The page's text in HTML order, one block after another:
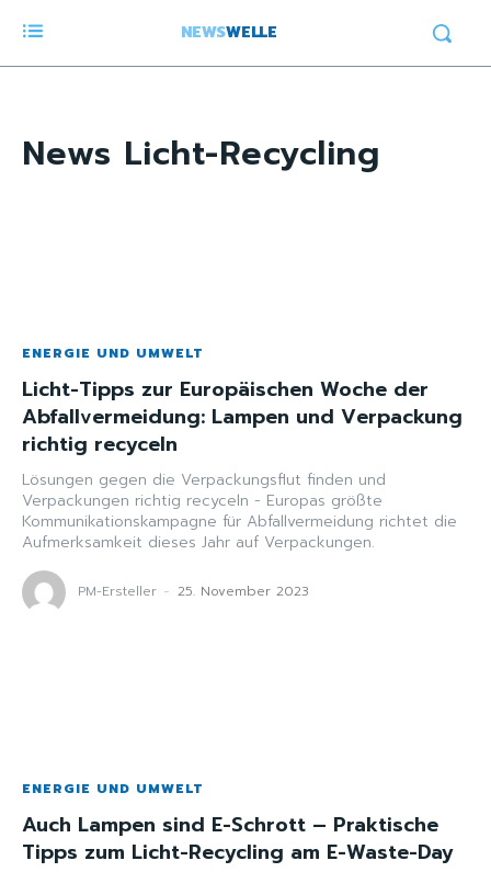
NEWSWELLE
News Licht-Recycling
ENERGIE UND UMWELT
Licht-Tipps zur Europäischen Woche der
Abfallvermeidung: Lampen und Verpackung
richtig recyceln
Lösungen gegen die Verpackungsflut finden und
Verpackungen richtig recyceln - Europas größte
Kommunikationskampagne für Abfallvermeidung richtet die
Aufmerksamkeit dieses Jahr auf Verpackungen.
PM-Ersteller - 25. November 2023
ENERGIE UND UMWELT
Auch Lampen sind E-Schrott – Praktische
Tipps zum Licht-Recycling am E-Waste-Day